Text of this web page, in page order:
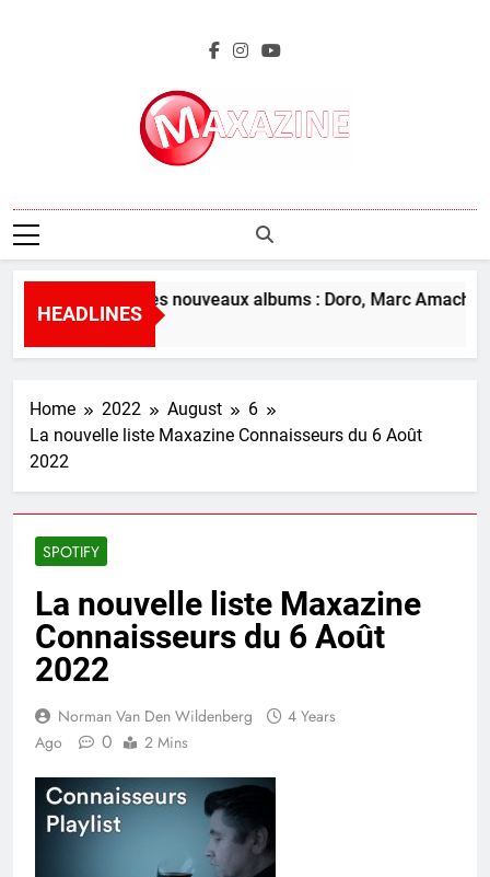
Maxazine.fr
HEADLINES
L’aperçu des nouveaux albums : Doro, Marc Amacher
16 Hours Ago
Home 2022 August
6
La nouvelle liste Maxazine Connaisseurs du 6 Août
2022
SPOTIFY
La nouvelle liste Maxazine
Connaisseurs du 6 Août
2022
Norman Van Den Wildenberg
4 Years
Ago
0 2 Mins